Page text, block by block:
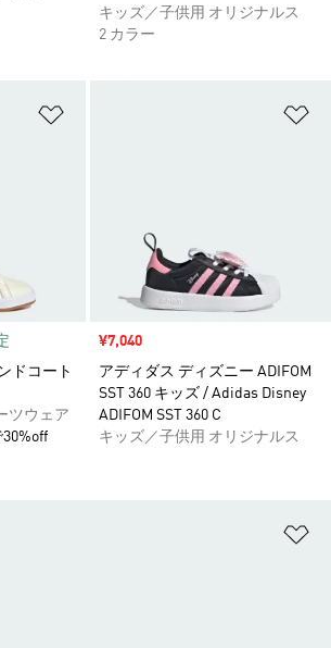
キッズ／子供用 オリジナルス
2 カラー
ドコート
ツウェア
30%off
セール価格
¥7,040
アディダス ディズニー ADIFOM
SST 360 キッズ / Adidas Disney
ADIFOM SST 360 C
キッズ／子供用 オリジナルス